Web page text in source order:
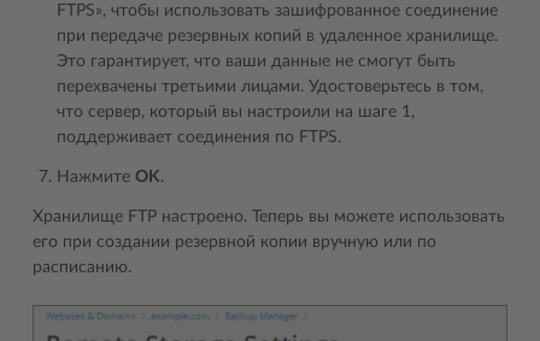
FTPS», чтобы использовать зашифрованное соединение
при передаче резервных копий в удаленное хранилище.
Это гарантирует, что ваши данные не смогут быть
перехвачены третьими лицами. Удостоверьтесь в том,
что сервер, который вы настроили на шаге 1,
поддерживает соединения по FTPS.
Нажмите OK.
Хранилище FTP настроено. Теперь вы можете использовать
его при создании резервной копии вручную или по
расписанию.